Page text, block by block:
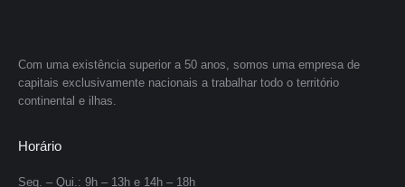
Com uma existência superior a 50 anos, somos uma empresa de
capitais exclusivamente nacionais a trabalhar todo o território
continental e ilhas.
Horário
Seg. – Qui.: 9h – 13h e 14h – 18h